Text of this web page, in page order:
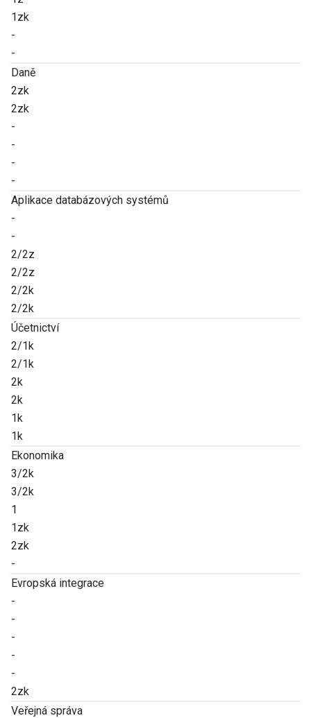
1zk
-
-
Daně
2zk
2zk
-
-
-
-
Aplikace databázových systémů
-
-
2/2z
2/2z
2/2k
2/2k
Účetnictví
2/1k
2/1k
2k
2k
1k
1k
Ekonomika
3/2k
3/2k
1
1zk
2zk
-
Evropská integrace
-
-
-
-
-
2zk
Veřejná správa